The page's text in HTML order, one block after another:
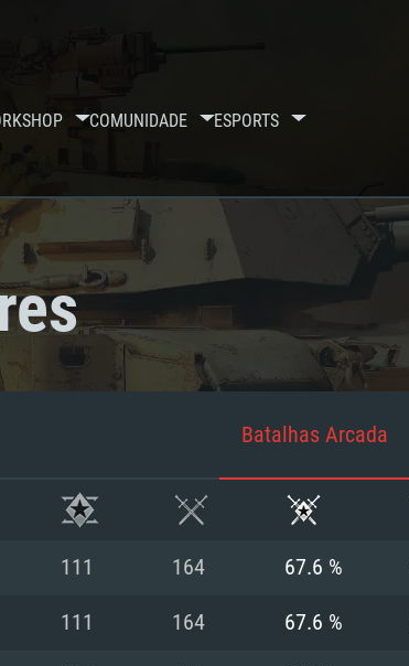
COMUNIDADE ESPORTS
Batalhas Arcada
111 164 67.6 %
111 164 67.6 %